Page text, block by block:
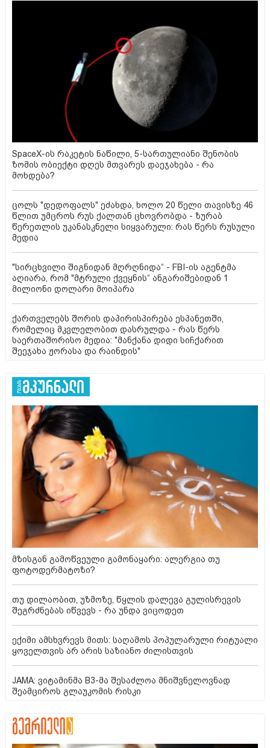
SpaceX-ის რაკეტის ნაწილი, 5-სართულიანი შენობის
ზომის ობიექტი დღეს მთვარეს დაეჯახება - რა
მოხდება?
ცოლს "დედოფალს" ეძახდა, ხოლო 20 წელი თავისზე 46
წლით უმცროს რუს ქალთან ცხოვრობდა - ზურაბ
წერეთლის უკანასკნელი სიყვარული: რას წერს რუსული
მედია
"სირცხვილი შიგნიდან მღრღნიდა“ - FBI-ის აგენტმა
აღიარა, რომ "მტრული ქვეყნის“ ანგარიშებიდან 1
მილიონი დოლარი მოიპარა
ქართველებს შორის დაპირისპირება ესპანეთში,
რომელიც მკვლელობით დასრულდა - რას წერს
საერთაშორისო მედია: "მანქანა დიდი სიჩქარით
შეეჯახა ჟორასა და რაინდის"
მზისგან გამოწვეული გამონაყარი: ალერგია თუ
ფოტოდერმატოზი?
თუ დილაობით, უზმოზე, წყლის დალევა გულისრევის
შეგრძნებას იწვევს - რა უნდა ვიცოდეთ
ექიმი ამსხვრევს მითს: საღამოს პოპულარული რიტუალი
ყოველთვის არ არის საზიანო ძილისთვის
JAMA: ვიტამინმა B3-მა შესაძლოა მნიშვნელოვნად
შეამციროს გლაუკომის რისკი